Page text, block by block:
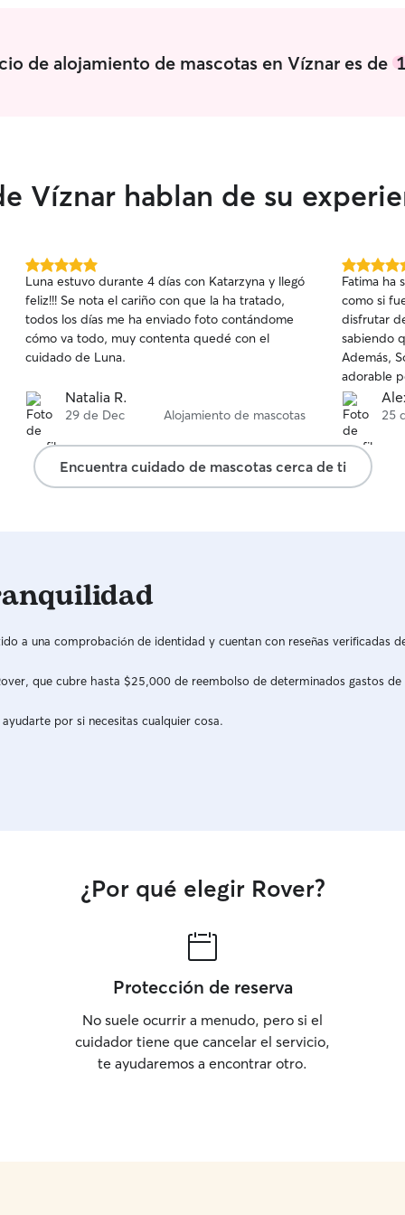
de alojamiento de mascotas en Víznar es de
Víznar hablan de su
5.0
de
5
estrellas
Luna estuvo durante 4 días con Katarzyna y llegó
feliz!!! Se nota el cariño con que la ha tratado,
todos los días me ha enviado foto contándome
cómo va todo, muy contenta quedé con el
cuidado de Luna.
Natalia R.
29 de Dec Alojamiento de mascotas
5.0
de
5
estrellas
Fatima ha
como si
disfrutar
sabiendo
Además,
adorable perrita.❤️
enviara
vídeos, lo
25
Encuentra cuidado de mascotas cerca de ti
a una comprobación de identidad y cuentan con reseñas verificadas
que cubre hasta $25,000 de reembolso de determinados gastos de
por si necesitas cualquier cosa.
¿Por qué elegir Rover?
Protección de reserva
No suele ocurrir a menudo, pero si el
cuidador tiene que cancelar el servicio,
te ayudaremos a encontrar otro.